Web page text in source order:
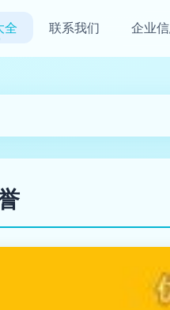
全 联系我们 企业